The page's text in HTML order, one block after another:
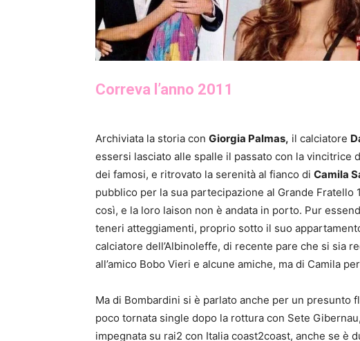
Correva l’anno 2011
Archiviata la storia con Giorgia Palmas, il calciatore
essersi lasciato alle spalle il passato con la vincitrice
dei famosi, e ritrovato la serenità al fianco di Camila
pubblico per la sua partecipazione al Grande Fratello
così, e la loro laison non è andata in porto. Pur
teneri atteggiamenti, proprio sotto il suo
calciatore dell’Albinoleffe, di recente pare che si sia
all’amico Bobo Vieri e alcune amiche, ma di Camila
Ma di Bombardini si è parlato anche per un presunto
poco tornata single dopo la rottura con Sete
impegnata su rai2 con Italia coast2coast, anche se è